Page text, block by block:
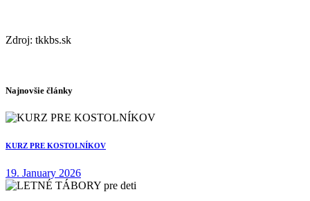
Zdroj: tkkbs.sk
Najnovšie články
KURZ PRE KOSTOLNÍKOV
19. January 2026